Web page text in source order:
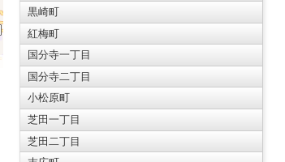
黒崎町
紅梅町
国分寺一丁目
国分寺二丁目
小松原町
芝田一丁目
芝田二丁目